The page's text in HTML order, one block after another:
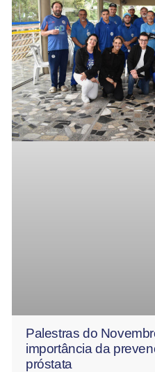
Palestras do
importância da
próstata